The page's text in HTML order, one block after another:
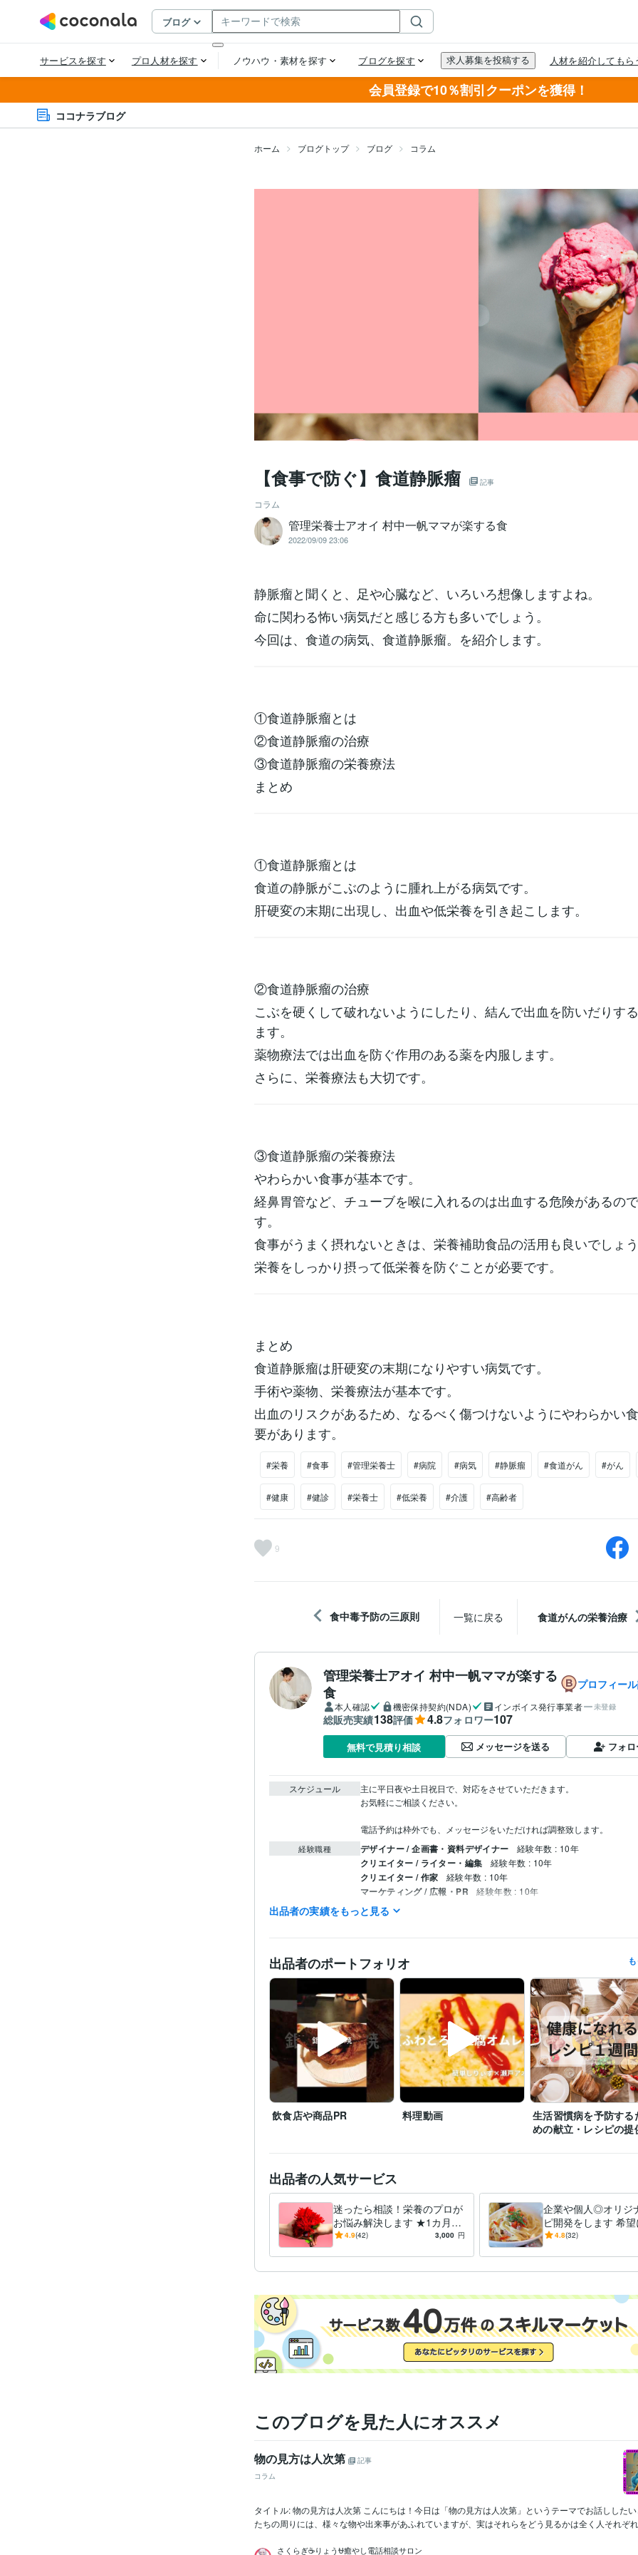
会員登録で10％割引クーポンを獲得！
ココナラブログ
ホーム ブログトップ ブログ コラム
【食事で防ぐ】食道静脈瘤 記事
コラム
管理栄養士アオイ 村中一帆ママが楽する食
2022/09/09 23:06
静脈瘤と聞くと、足や心臓など、いろいろ想像しますよね。
命に関わる怖い病気だと感じる方も多いでしょう。
今回は、食道の病気、食道静脈瘤。を紹介します。
①食道静脈瘤とは
②食道静脈瘤の治療
③食道静脈瘤の栄養療法
まとめ
①食道静脈瘤とは
食道の静脈がこぶのように腫れ上がる病気です。
肝硬変の末期に出現し、出血や低栄養を引き起こします。
②食道静脈瘤の治療
こぶを硬くして破れないようにしたり、結んで出血を防いだりす
ます。
薬物療法では出血を防ぐ作用のある薬を内服します。
さらに、栄養療法も大切です。
③食道静脈瘤の栄養療法
やわらかい食事が基本です。
経鼻胃管など、チューブを喉に入れるのは出血する危険があるの
す。
食事がうまく摂れないときは、栄養補助食品の活用も良いでしょう
栄養をしっかり摂って低栄養を防ぐことが必要です。
まとめ
食道静脈瘤は肝硬変の末期になりやすい病気です。
手術や薬物、栄養療法が基本です。
出血のリスクがあるため、なるべく傷つけないようにやわらかい
要があります。
#栄養 #食事 #管理栄養士 #病院 #病気 #静脈瘤 #食道がん #がん
#健康 #健診 #栄養士 #低栄養 #介護 #高齢者
9
食中毒予防の三原則 一覧に戻る 食道がんの栄養治療
管理栄養士アオイ 村中一帆ママが楽する
食
プロフィー
本人確認 機密保持契約(NDA) インボイス発行事業者 未登録
総販売実績138評価 4.8フォロワー107
無料で見積り相談 メッセージを送る フォ
スケジュール
主に平日夜や土日祝日で、対応をさせていただきます。
お気軽にご相談ください。
電話予約は枠外でも、メッセージをいただければ調整致します。
経験職種 デザイナー / 企画書・資料デザイナー 経験年数 : 10年
クリエイター / ライター・編集 経験年数 : 10年
クリエイター / 作家 経験年数 : 10年
マーケティング / 広報・PR 経験年数 : 10年
ライフスタイル・その他 / カウンセラー・コーチ
個人事業 2022年3月 ~ 現在
管理栄養士の時間の使い方: ストレスを減らして健康に
心身のバラ
90%ストレス軽減法 会社員が実践できる 副業×投資×節約の黄金律
る！ 管理栄養士のやさしい健康レシピ
エジソンママ　離乳食づくり
る！時短アイデアとスト… 女性自身　小松菜×油揚げで骨活ふりかけ
夏にぴったり！冷やしカップ麺 無塩ドットコム　腎臓病レシピ ニュ
ー管理栄養士監修フレイル予防の高エネルギーメニ
資格・検定 管理栄養士 取得年 : 2015年
食品衛生管理者
得意分野 住まい・美容・生活相談
出品者の実績をもっと見る
出品者のポートフォリオ
飲食店や商品PR 料理動画
生活習慣病を予防する
めの献立・レシピの提
出品者の人気サービス
迷ったら相談！栄養のプロが
お悩み解決します ★1カ月間
の安心サポートを提供
4.9(42) 3,000 円
企業や個人◎オリジ
ピ開発をします 希
た料理を楽しみませ
4.8(32)
このブログを見た人にオススメ
物の見方は人次第
記事
コラム
タイトル: 物の見方は人次第 こんにちは！今日は「物の見方は人次第」というテーマでお話しした
たちの周りには、様々な物や出来事があふれていますが、実はそれらをどう見るかは全く人それぞ
さくらぎ☕りょう⛎癒やし電話相談サロン